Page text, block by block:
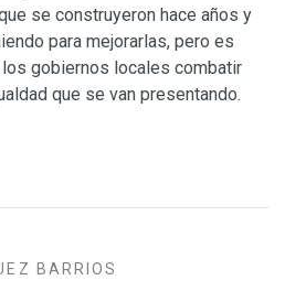
se construyeron hace años y
para mejorarlas, pero es
gobiernos locales combatir
que se van presentando.
BARRIOS